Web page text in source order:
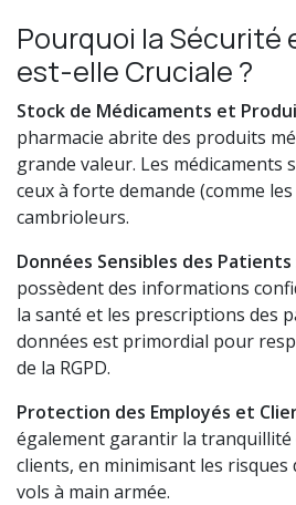
Pourquoi la Sécurité
est-elle Cruciale ?
Stock de Médicaments et
pharmacie abrite des produits
grande valeur. Les médicaments
ceux à forte demande (comme
cambrioleurs.
Données Sensibles des Patients
possèdent des informations
la santé et les prescriptions des
données est primordial pour
de la RGPD.
Protection des Employés et
également garantir la tranquillité
clients, en minimisant les risques
vols à main armée.